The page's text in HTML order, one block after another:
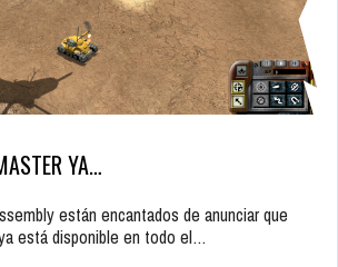
YA…
están encantados de anunciar que
está disponible en todo el…